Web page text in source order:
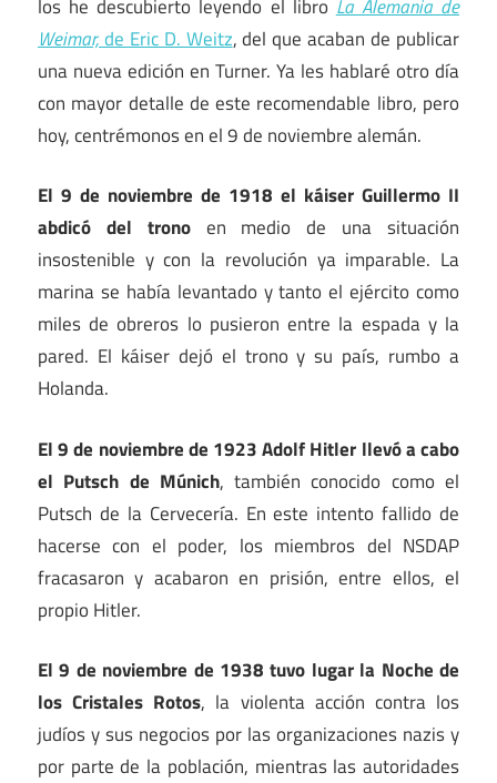
los he descubierto leyendo el libro La Alemania de
Weimar,de Eric D. Weitz, del que acaban de publicar
una nueva edición en Turner. Ya les hablaré otro día
con mayor detalle de este recomendable libro, pero
hoy, centrémonos en el 9 de noviembre alemán.
El 9 de noviembre de 1918 el káiser Guillermo II
abdicó del tronoen medio de una situación
insostenible y con la revolución ya imparable. La
marina se había levantado y tanto el ejército como
miles de obreros lo pusieron entre la espada y la
pared. El káiser dejó el trono y su país, rumbo a
Holanda.
El 9 de noviembre de 1923 Adolf Hitler llevó a cabo
el Putsch de Múnich, también conocido como el
Putsch de la Cervecería. En este intento fallido de
hacerse con el poder, los miembros del NSDAP
fracasaron y acabaron en prisión, entre ellos, el
propio Hitler.
El 9 de noviembre de 1938 tuvo lugar la Noche de
los Cristales Rotos, la violenta acción contra los
judíos y sus negocios por las organizaciones nazis y
por parte de la población, mientras las autoridades